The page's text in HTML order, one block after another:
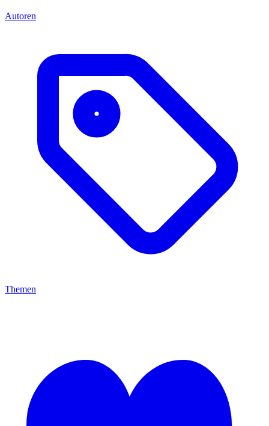
Autoren
Themen